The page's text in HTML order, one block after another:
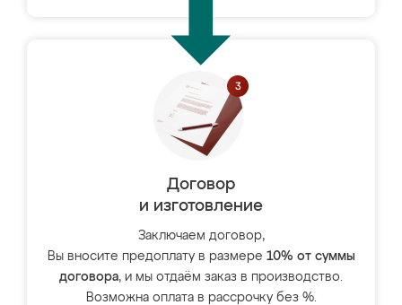
Договор
и изготовление
Заключаем договор,
Вы вносите предоплату в размере 10% от суммы
договора, и мы отдаём заказ в производство.
Возможна оплата в рассрочку без %.